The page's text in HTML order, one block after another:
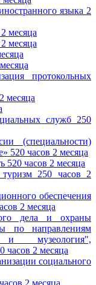
языка 2
месяца
месяца
протокольных
месяца
служб 250
(специальности)
520 часов 2 месяца
520 часов 2 месяца
250 часов 2
обеспечения
2 месяца
дела и охраны
по направлениям
и музеология",
часов 2 месяца
социального
2 месяца